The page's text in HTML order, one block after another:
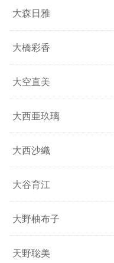
大森日雅
大橋彩香
大空直美
大西亜玖璃
大西沙織
大谷育江
大野柚布子
天野聡美